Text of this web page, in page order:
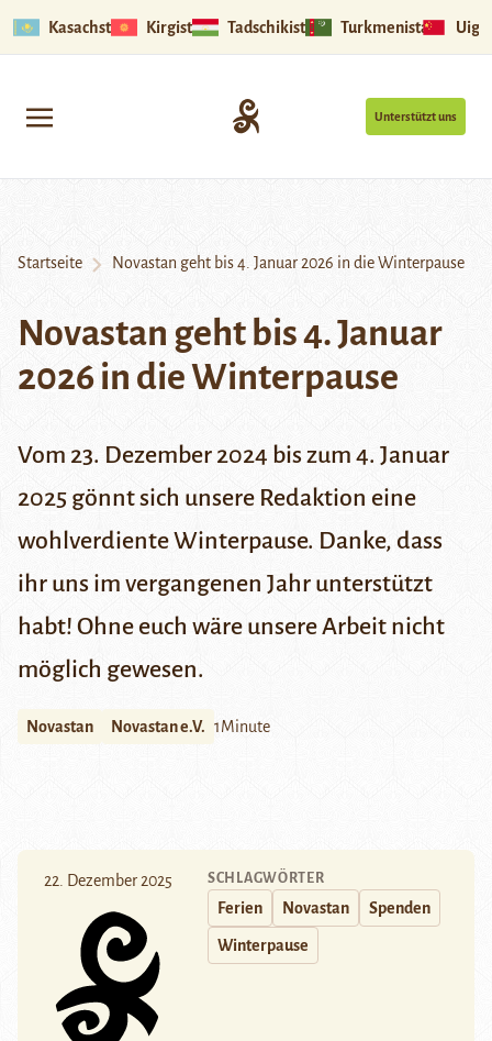
Kasachstan Kirgistan Tadschikistan Turkmenistan
Unterstützt uns
Startseite Novastan geht bis 4. Januar 2026 in die Winterpause
Novastan geht bis 4. Januar
2026 in die Winterpause
Vom 23. Dezember 2024 bis zum 4. Januar
2025 gönnt sich unsere Redaktion eine
wohlverdiente Winterpause. Danke, dass
ihr uns im vergangenen Jahr unterstützt
habt! Ohne euch wäre unsere Arbeit nicht
möglich gewesen.
Novastan Novastan e.V. 1Minute
22. Dezember 2025 SCHLAGWÖRTER
Ferien Novastan Spenden
Winterpause